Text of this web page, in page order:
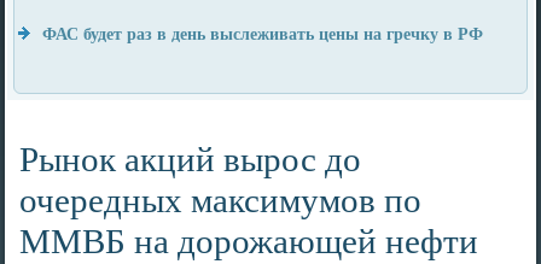
ФАС будет раз в день выслеживать цены на гречку в РФ
Рынок акций вырос до
очередных максимумов по
ММВБ на дорожающей нефти